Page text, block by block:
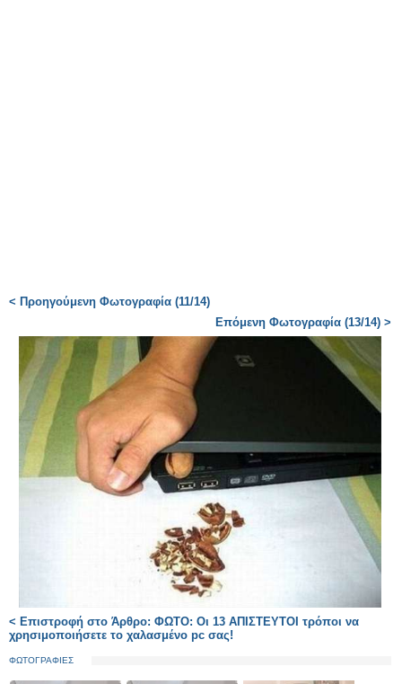
< Προηγούμενη Φωτογραφία (11/14)
Επόμενη Φωτογραφία (13/14) >
< Επιστροφή στο Άρθρο: ΦΩΤΟ: Οι 13 ΑΠΙΣΤΕΥΤΟΙ τρόποι να
χρησιμοποιήσετε το χαλασμένο pc σας!
ΦΩΤΟΓΡΑΦΙΕΣ